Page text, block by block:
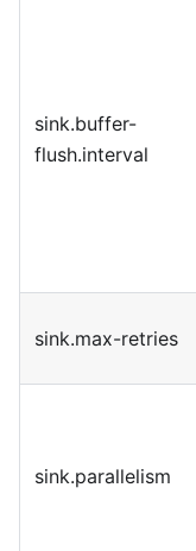
sink.buffer-
flush.interval
sink.max-retries
sink.parallelism